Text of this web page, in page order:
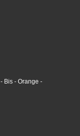
- Bis - Orange -